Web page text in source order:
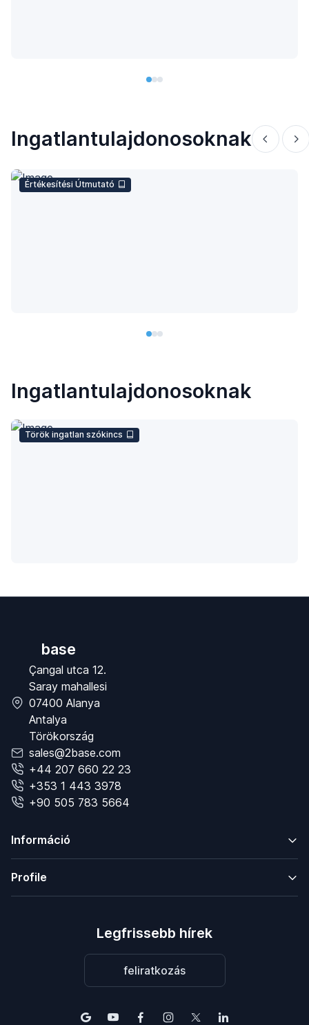
Ingatlantulajdonosoknak
Értékesítési Útmutató
Ingatlantulajdonosoknak
Török ingatlan szókincs
base
Çangal utca 12.
Saray mahallesi
07400 Alanya
Antalya
Törökország
sales@2base.com
+44 207 660 22 23
+353 1 443 3978
+90 505 783 5664
Információ
Profile
Legfrissebb hírek
feliratkozás